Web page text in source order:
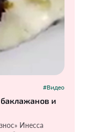
#Видео
и
Инесса